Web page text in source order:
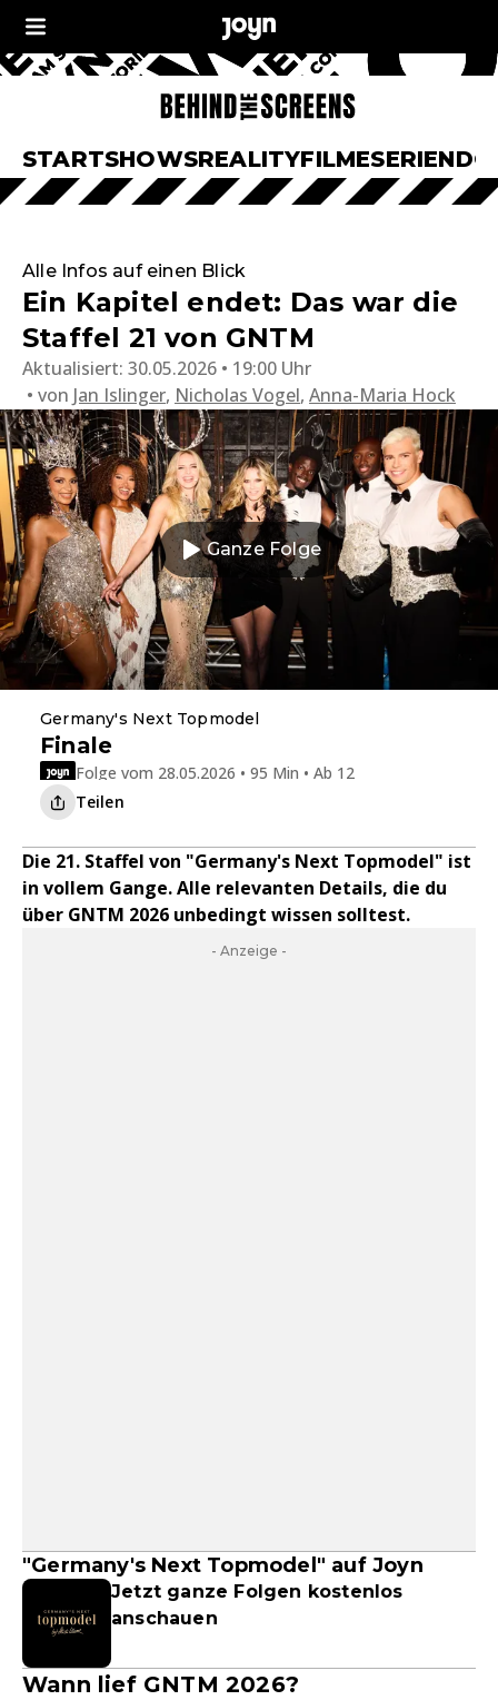
STARTSHOWSREALITYFILMESERIEN
Alle Infos auf einen Blick
Ein Kapitel endet: Das war die
Staffel 21 von GNTM
Aktualisiert: 30.05.2026 • 19:00 Uhr
von Jan Islinger, Nicholas Vogel, Anna-Maria Hock
Ganze Folge
Germany's Next Topmodel
Finale
Folge vom 28.05.2026 • 95 Min • Ab 12
Teilen
Die 21. Staffel von "Germany's Next Topmodel" ist
in vollem Gange. Alle relevanten Details, die du
über GNTM 2026 unbedingt wissen solltest.
- Anzeige -
"Germany's Next Topmodel" auf Joyn
Jetzt ganze Folgen kostenlos
anschauen
Wann lief GNTM 2026?